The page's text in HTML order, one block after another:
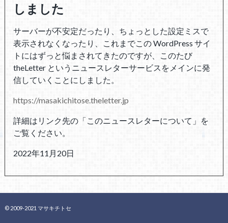
しました
サーバーが不安定だったり、ちょっとした設定ミスで
表示されなくなったり、これまでこの WordPress サイ
トにはずっと悩まされてきたのですが、このたび
theLetter というニュースレターサービスをメインに発
信していくことにしました。
https://masakichitose.theletter.jp
詳細はリンク先の「このニュースレターについて」を
ご覧ください。
2022年11月20日